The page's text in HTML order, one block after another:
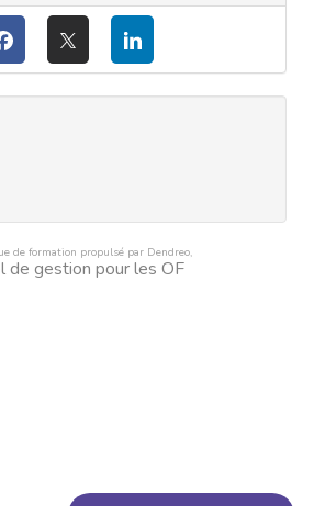
de formation propulsé par Dendreo,
de gestion pour les OF